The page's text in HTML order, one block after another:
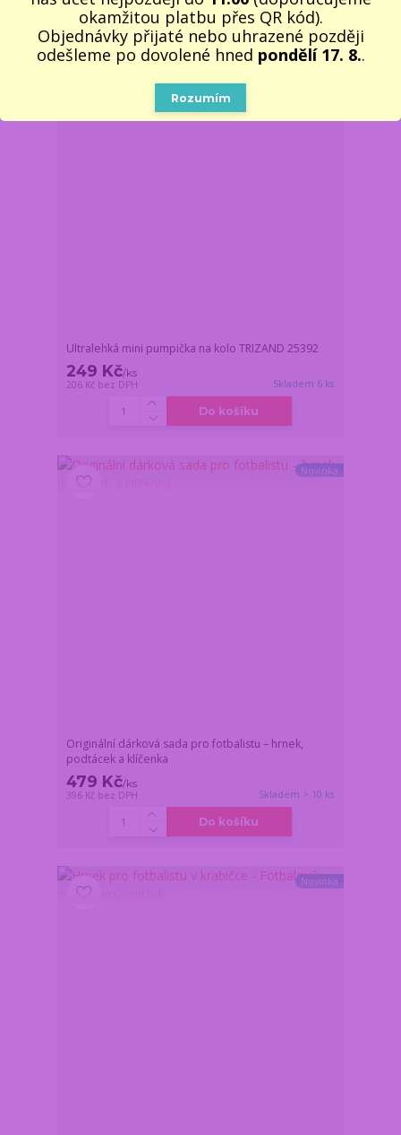
Do košíku
Ultralehká mini pumpička na kolo TRIZAND 25392
249 Kč/ks
206 Kč bez DPH Skladem 6 ks
Do košíku
Novinka
Originální dárková sada pro fotbalistu – hrnek,
podtácek a klíčenka
479 Kč/ks
396 Kč bez DPH Skladem > 10 ks
Do košíku
Novinka
okamžitou platbu přes QR kód).
Objednávky přijaté nebo uhrazené později
odešleme po dovolené hned pondělí 17. 8..
Rozumím